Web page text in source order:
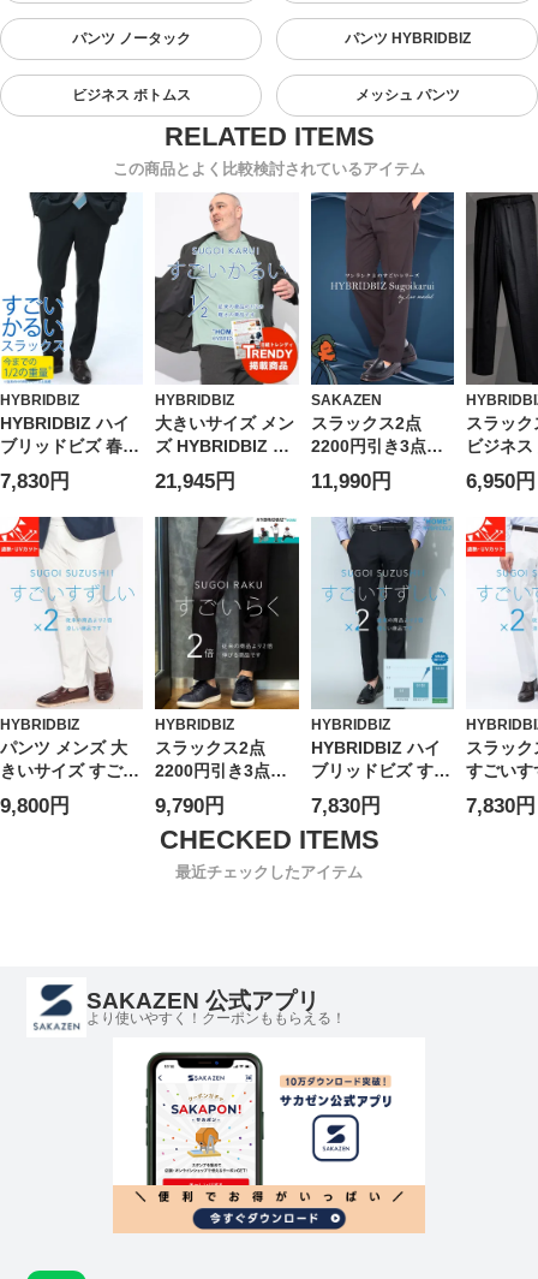
パンツ ノータック パンツ HYBRIDBIZ
ビジネス ボトムス メッシュ パンツ
この商品とよく比較検討されているアイテム
HYBRIDBIZ
HYBRIDBIZ ハイ
ブリッドビズ 春夏
すごいかるい スト
レッチ メッシュ
ノータックスラッ
クス ビジネス 紳
士 ウォッシャブル
洗える
7,830円
HYBRIDBIZ
大きいサイズ メン
ズ HYBRIDBIZ ハ
イブリッドビズ 春
夏対応 すごいかる
い ストレッチ メ
ッシュ 無地 シン
グル 2ツ釦 ジャケ
ット セットアップ
対応 クールビズ
節電 涼しい 暑さ
対策
21,945円
SAKAZEN
スラックス2点
2200円引き3点
5500円引き対象商
品 すごいかるい
ワイドパンツ スト
レッチ ピンタック
Leo model シアサ
ッカー ボトムス
スラックス ビジネ
ス パンツ ロング
軽い 軽量 春 夏 大
きいサイズ メンズ
11,990円
スラッ
ビジネ
model
い スト
ンタッ
ンツ ボ
ング 軽
夏 ワン
ックス
6,950円
HYBRIDBIZ
パンツ メンズ 大
きいサイズ すごい
すずしい ノータッ
ク スラックス 遮
9,800円
HYBRIDBIZ
スラックス2点
2200円引き3点
5500円引き対象商
品 HYBRIDBIZ ハ
イブリッドビズ サ
イドウエストゴム
ストレッチ ノータ
卒業 行事 イベン
ト ビジカジ ゴル
9,790円
HYBRIDBIZ
HYBRIDBIZ ハイ
ブリッドビズ すご
いすずしい 接触冷
感 涼感 ストレッ
チ ノータックスラ
ックス ビジネス
紳士 春夏 ウォッ
7,830円
スラッ
すごい
トレッ
ク パン
7,830円
最近チェックしたアイテム
SAKAZEN 公式アプリ
より使いやすく！クーポンももらえる！